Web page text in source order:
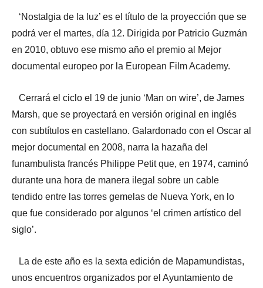
‘Nostalgia de la luz’ es el título de la proyección que se
podrá ver el martes, día 12. Dirigida por Patricio Guzmán
en 2010, obtuvo ese mismo año el premio al Mejor
documental europeo por la European Film Academy.
Cerrará el ciclo el 19 de junio ‘Man on wire’, de James
Marsh, que se proyectará en versión original en inglés
con subtítulos en castellano. Galardonado con el Oscar al
mejor documental en 2008, narra la hazaña del
funambulista francés Philippe Petit que, en 1974, caminó
durante una hora de manera ilegal sobre un cable
tendido entre las torres gemelas de Nueva York, en lo
que fue considerado por algunos ‘el crimen artístico del
siglo’.
La de este año es la sexta edición de Mapamundistas,
unos encuentros organizados por el Ayuntamiento de